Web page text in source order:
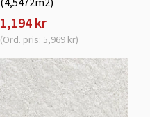
1,194 kr
(Ord. pris: 5,969 kr)